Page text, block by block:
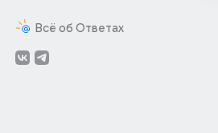
Всё об Ответах